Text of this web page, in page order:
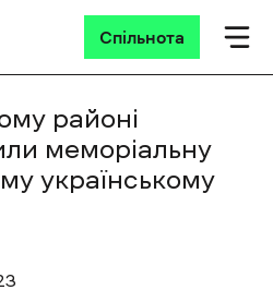
Спільнота
районі
меморіальну
українському